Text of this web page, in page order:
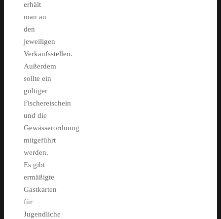
erhält
man an
den
jeweiligen
Verkaufsstellen.
Außerdem
sollte ein
gültiger
Fischereischein
und die
Gewässerordnung
mitgeführt
werden.
Es gibt
ermäßigte
Gastkarten
für
Jugendliche